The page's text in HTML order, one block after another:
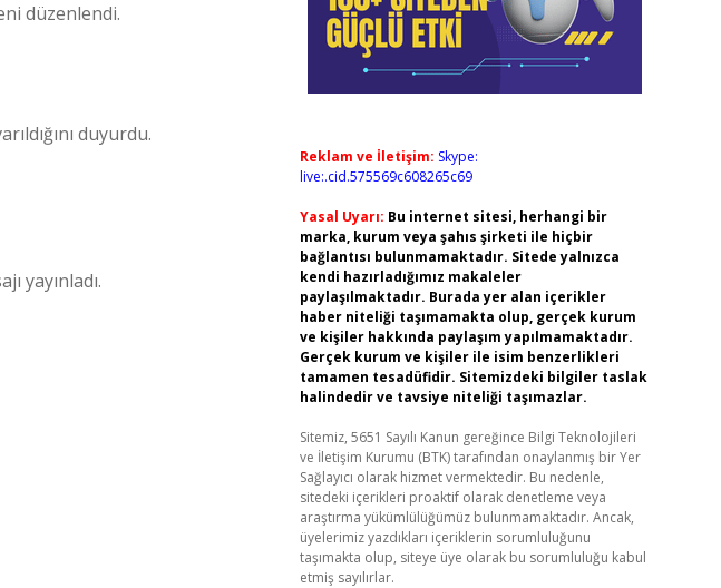
düzenlendi.
duyurdu.
yayınladı.
Reklam ve İletişim: Skype:
live:.cid.575569c608265c69
Yasal Uyarı: Bu internet sitesi, herhangi bir
marka, kurum veya şahıs şirketi ile hiçbir
bağlantısı bulunmamaktadır. Sitede yalnızca
kendi hazırladığımız makaleler
paylaşılmaktadır. Burada yer alan içerikler
haber niteliği taşımamakta olup, gerçek kurum
ve kişiler hakkında paylaşım yapılmamaktadır.
Gerçek kurum ve kişiler ile isim benzerlikleri
tamamen tesadüfidir. Sitemizdeki bilgiler taslak
halindedir ve tavsiye niteliği taşımazlar.
Sitemiz, 5651 Sayılı Kanun gereğince Bilgi Teknolojileri
ve İletişim Kurumu (BTK) tarafından onaylanmış bir Yer
Sağlayıcı olarak hizmet vermektedir. Bu nedenle,
sitedeki içerikleri proaktif olarak denetleme veya
araştırma yükümlülüğümüz bulunmamaktadır. Ancak,
üyelerimiz yazdıkları içeriklerin sorumluluğunu
taşımakta olup, siteye üye olarak bu sorumluluğu kabul
etmiş sayılırlar.